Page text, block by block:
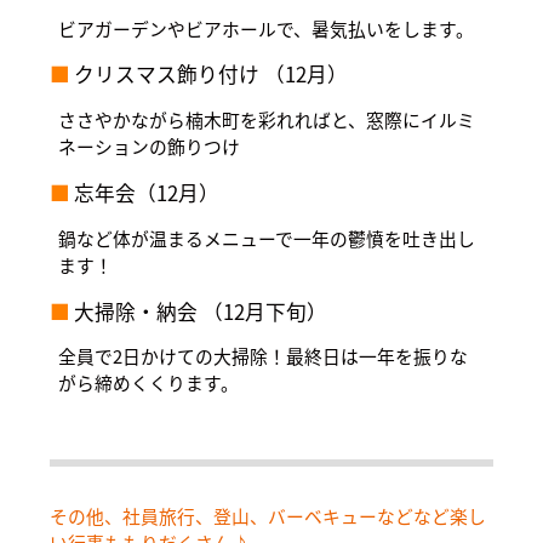
ビアガーデンやビアホールで、暑気払いをします。
クリスマス飾り付け （12月）
ささやかながら楠木町を彩れればと、窓際にイルミ
ネーションの飾りつけ
忘年会（12月）
鍋など体が温まるメニューで一年の鬱憤を吐き出し
ます！
大掃除・納会 （12月下旬）
全員で2日かけての大掃除！最終日は一年を振りな
がら締めくくります。
その他、社員旅行、登山、バーベキューなどなど楽し